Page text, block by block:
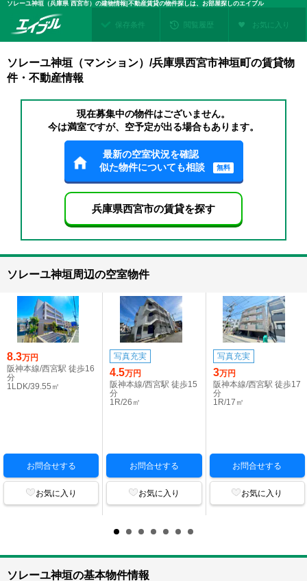
ソレーユ神垣（兵庫県 西宮市）の建物情報|不動産賃貸の物件探しは、お部屋探しのエイブル
保存条件 閲覧履歴 お気に入り
ソレーユ神垣（マンション）/兵庫県西宮市神垣町の賃貸物
件・不動産情報
現在募集中の物件はございません。
今は満室ですが、空予定が出る場合もあります。
最新の空室状況を確認
似た物件についても相談
無料
兵庫県西宮市の賃貸を探す
ソレーユ神垣周辺の空室物件
8.3万円
阪神本線/西宮駅 徒歩16
分
1LDK/39.55㎡
お問合せする
お気に入り
写真充実
4.5万円
阪神本線/西宮駅 徒歩15
分
1R/26㎡
お問合せする
お気に入り
写真充実
3万円
阪神本線/西宮駅 徒歩17
分
1R/17㎡
お問合せする
お気に入り
ソレーユ神垣の基本物件情報